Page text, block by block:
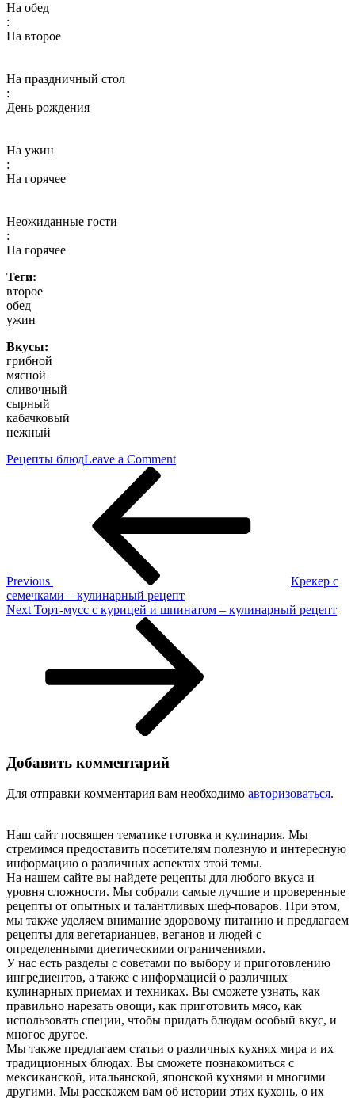
На обед
:
На второе
На праздничный стол
:
День рождения
На ужин
:
На горячее
Неожиданные гости
:
На горячее
Теги:
второе
обед
ужин
Вкусы:
грибной
мясной
сливочный
сырный
кабачковый
нежный
Рецепты блюдLeave a Commenton
и
кулинарный
рецепт
Previous
Крекер с
семечками – кулинарный рецепт
Next
Next Торт-мусс с курицей и шпинатом – кулинарный рецепт
Добавить комментарий
Для отправки комментария вам необходимо авторизоваться.
Наш сайт посвящен тематике готовка и кулинария. Мы
стремимся предоставить посетителям полезную и интересную
информацию о различных аспектах этой темы.
На нашем сайте вы найдете рецепты для любого вкуса и
уровня сложности. Мы собрали самые лучшие и проверенные
рецепты от опытных и талантливых шеф-поваров. При этом,
мы также уделяем внимание здоровому питанию и предлагаем
рецепты для вегетарианцев, веганов и людей с
определенными диетическими ограничениями.
У нас есть разделы с советами по выбору и приготовлению
ингредиентов, а также с информацией о различных
кулинарных приемах и техниках. Вы сможете узнать, как
правильно нарезать овощи, как приготовить мясо, как
использовать специи, чтобы придать блюдам особый вкус, и
многое другое.
Мы также предлагаем статьи о различных кухнях мира и их
традиционных блюдах. Вы сможете познакомиться с
мексиканской, итальянской, японской кухнями и многими
другими. Мы расскажем вам об истории этих кухонь, о их